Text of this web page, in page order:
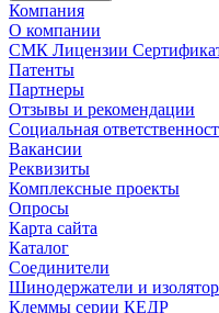
Компания
О компании
СМК Лицензии
Патенты
Партнеры
Отзывы и рекомендации
Социальная
Вакансии
Реквизиты
Комплексные проекты
Опросы
Карта сайта
Каталог
Соединители
Шинодержатели и
Клеммы серии КЕДР